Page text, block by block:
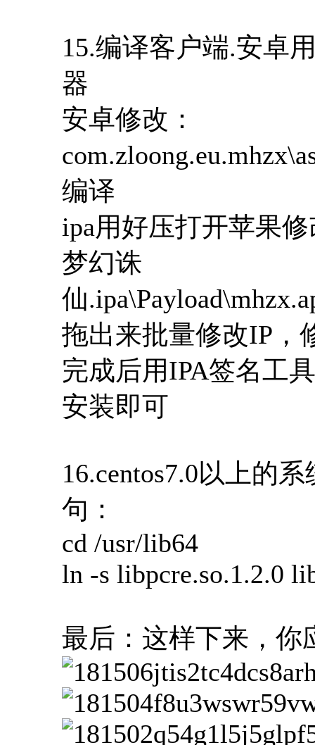
15.编译客户端.安卓
器
安卓修改：
编译
ipa用好压打开苹果
梦幻诛
仙
拖出来批量修改IP，
完成后用IPA签名工
安装即可
16.centos7.0以上的
句：
cd /usr/lib64
ln -s libpcre.so.1.2.0
最后：这样下来，你